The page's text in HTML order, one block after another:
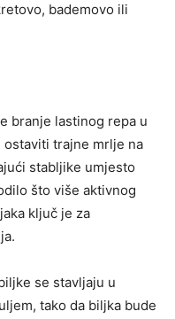
bademovo ili
branje lastinog repa u
ostaviti trajne mrlje na
stabljike umjesto
što više aktivnog
ključ je za
se stavljaju u
tako da biljka bude